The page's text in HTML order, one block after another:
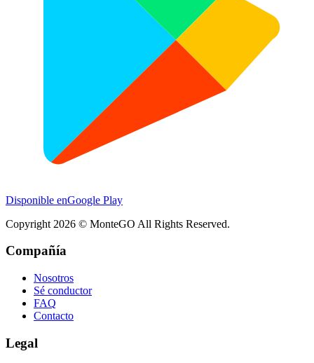
Disponible enGoogle Play
Copyright 2026 © MonteGO All Rights Reserved.
Compañía
Nosotros
Sé conductor
FAQ
Contacto
Legal